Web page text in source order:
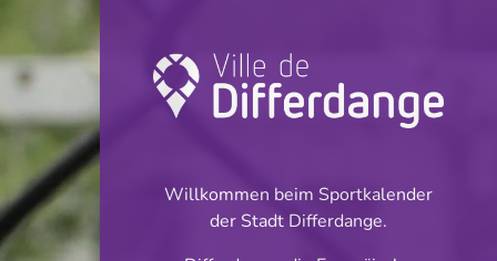
Turnier: Football
INFOS
27.04.2025
Willkommen beim Sportkalender
der Stadt Differdange.